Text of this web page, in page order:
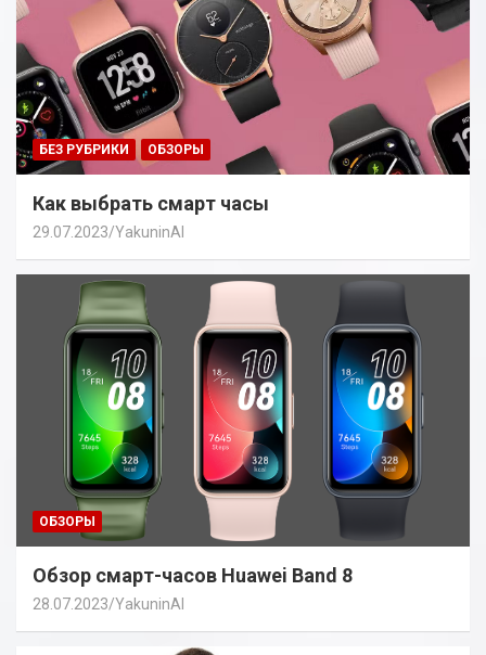
БЕЗ РУБРИКИ ОБЗОРЫ
Как выбрать смарт часы
29.07.2023 YakuninAI
ОБЗОРЫ
Обзор смарт-часов Huawei Band 8
28.07.2023 YakuninAI